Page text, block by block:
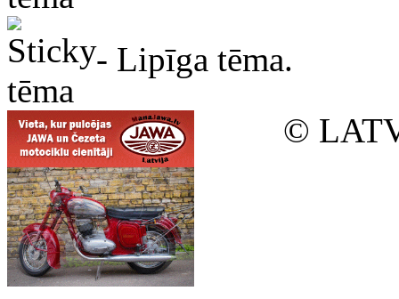
- Lipīga tēma.
©